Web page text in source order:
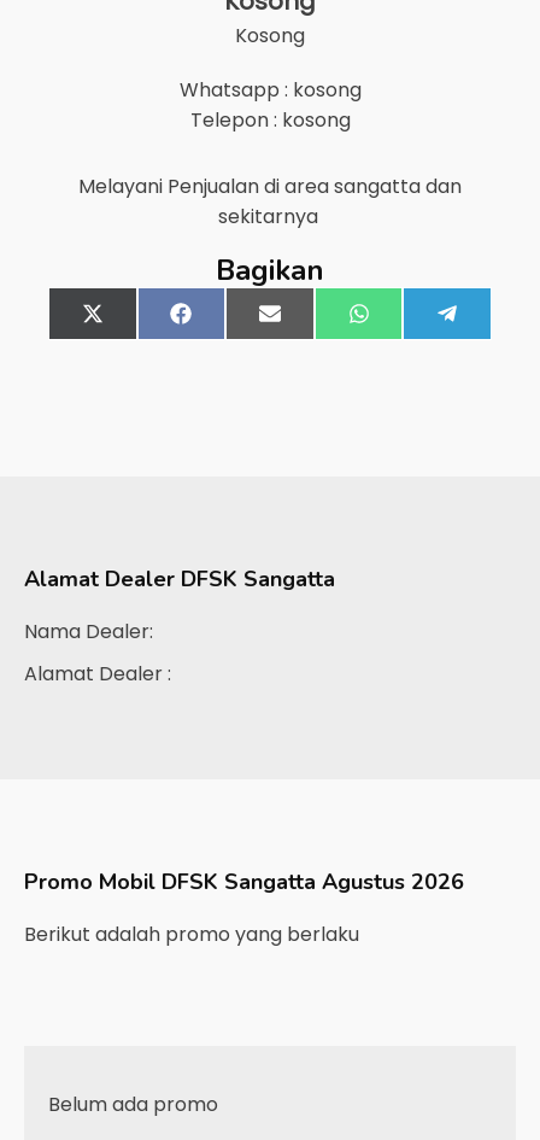
Kosong
Whatsapp : kosong
Telepon : kosong
Melayani Penjualan di areasangattadan
sekitarnya
Bagikan
Share
on
X
(Twitter)
Share
on
FacebookShare
on
Email Share
on
WhatsApp
on
Alamat Dealer DFSK Sangatta
Nama Dealer:
Alamat Dealer :
Promo Mobil DFSK Sangatta Agustus 2026
Berikut adalah promo yang berlaku
Belum ada promo